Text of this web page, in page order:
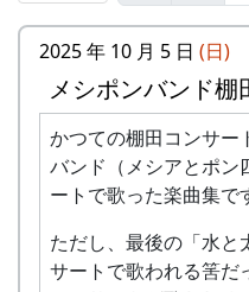
2025 年 10 月 5 日 (日)
メシポンバンド棚
かつての棚田コンサー
バンド（メシアとポン
ートで歌った楽曲集で
ただし、最後の「水と
サートで歌われる筈だ